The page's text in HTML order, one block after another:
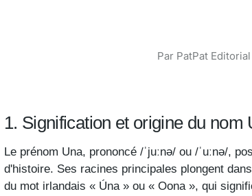
Par PatPat
1. Signification et origine du nom
Le prénom Una, prononcé /ˈjuːnə/ ou /ˈuːnə/,
d'histoire. Ses racines principales plongent
du mot irlandais « Úna » ou « Oona », qui